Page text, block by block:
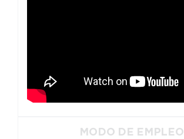
MODO DE EMPLEO